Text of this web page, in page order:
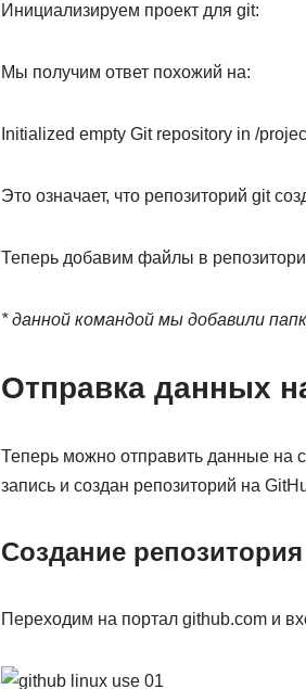
Инициализируем проект для git:
Мы получим ответ похожий на:
Initialized empty Git repository in /
Это означает, что репозиторий git
Теперь добавим файлы в
* данной командой мы добавили
Отправка данных
Теперь можно отправить данные на
запись и создан репозиторий на
Создание репозитория
Переходим на портал github.com и